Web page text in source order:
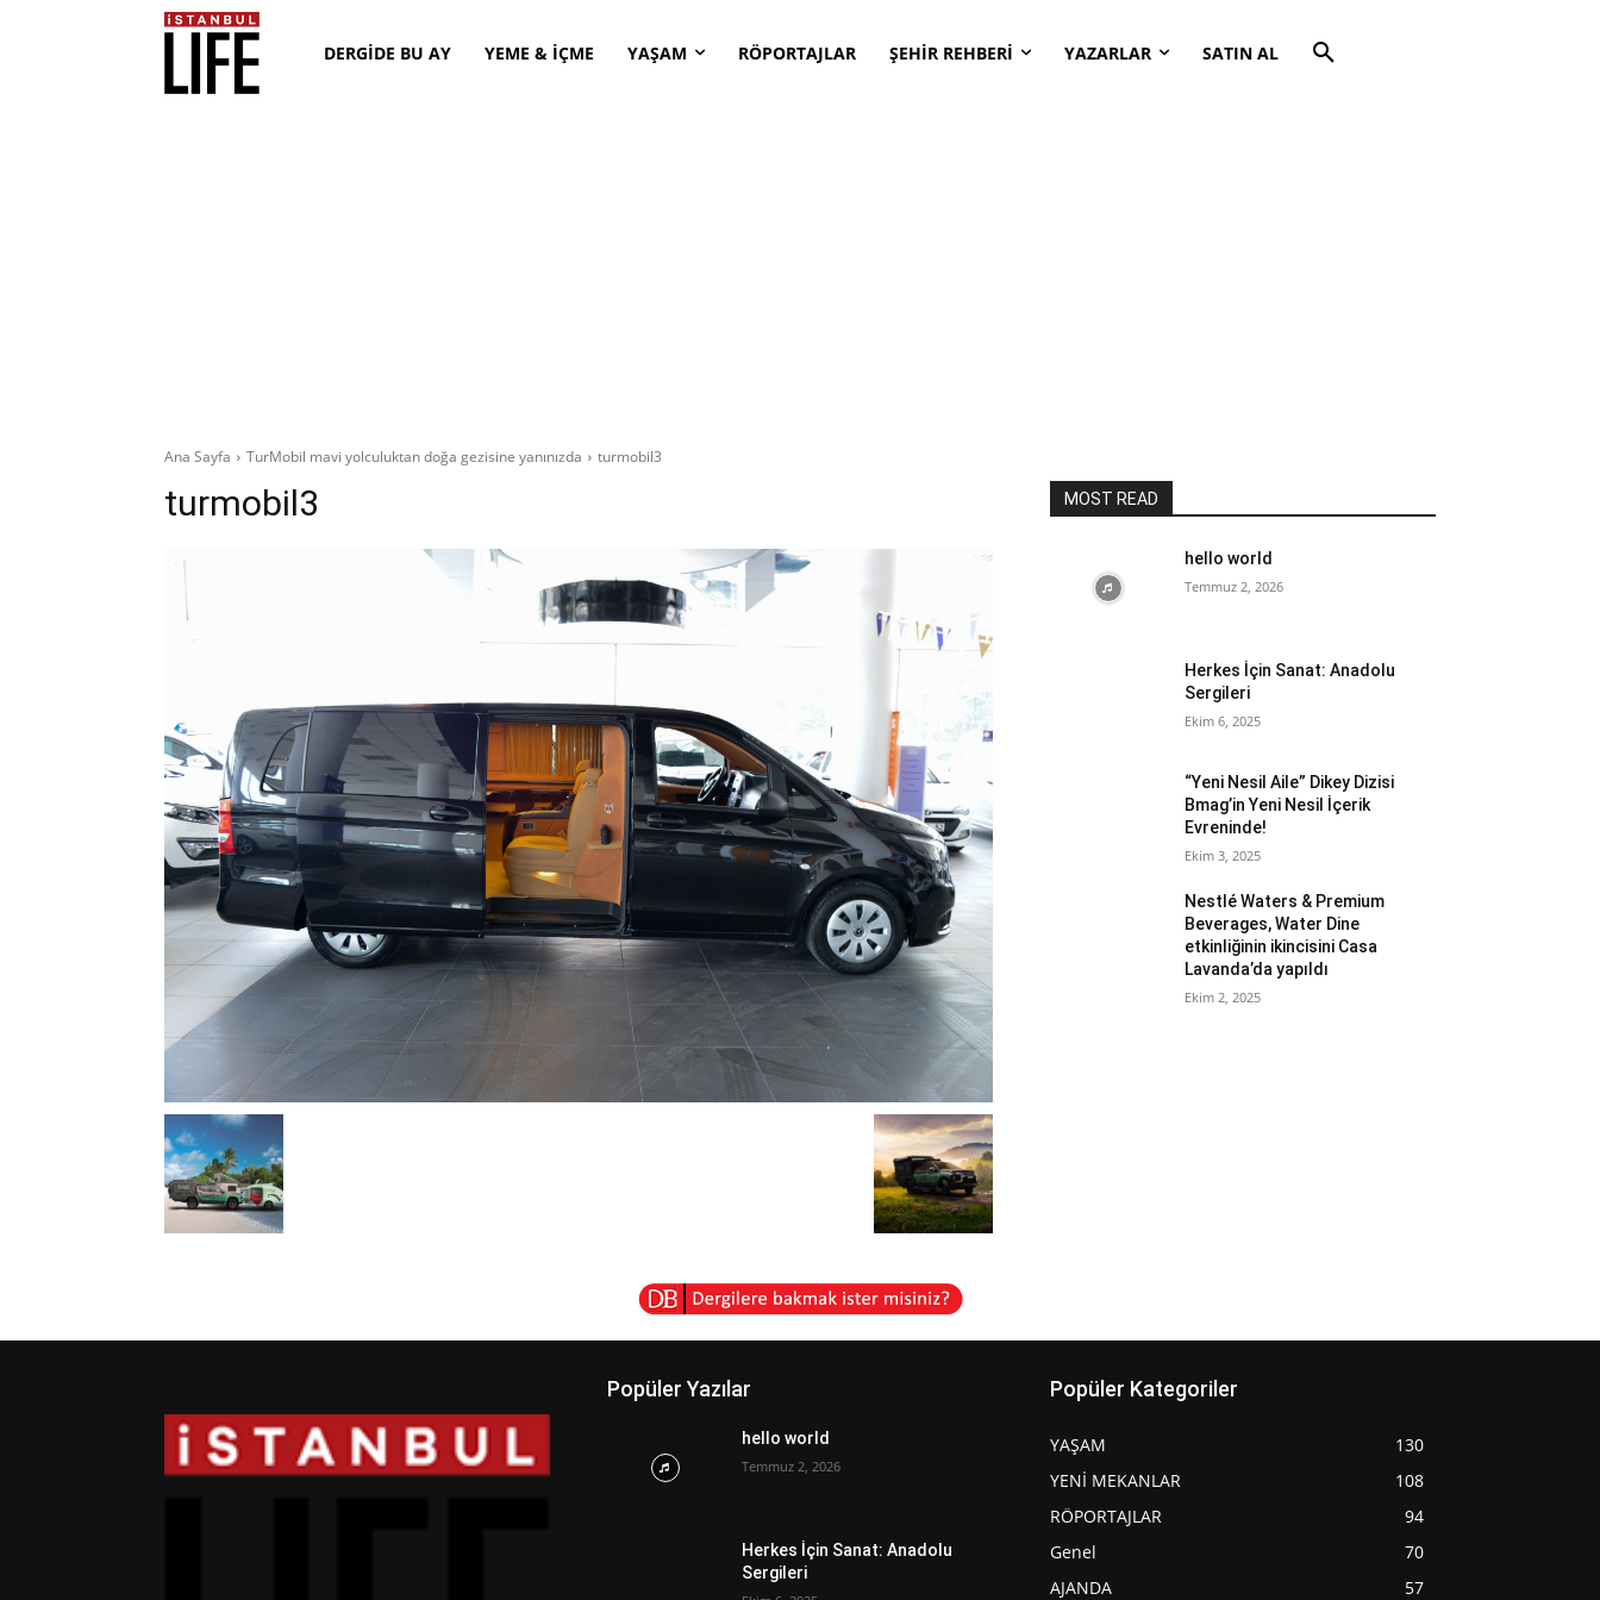
DERGİDE BU AY YEME & İÇME YAŞAM RÖPORTAJLAR ŞEHİR REHBERİ YAZARLAR SATIN AL
Ana Sayfa TurMobil mavi yolculuktan doğa gezisine yanınızda turmobil3
turmobil3 MOST READ
hello world
Temmuz 2, 2026
Herkes İçin Sanat: Anadolu
Sergileri
Ekim 6, 2025
“Yeni Nesil Aile” Dikey Dizisi
Bmag’in Yeni Nesil İçerik
Evreninde!
Ekim 3, 2025
Nestlé Waters & Premium
Beverages, Water Dine
etkinliğinin ikincisini Casa
Lavanda’da yapıldı
Ekim 2, 2025
Popüler Yazılar
hello world
Temmuz 2, 2026
Herkes İçin Sanat: Anadolu
Sergileri
Popüler Kategoriler
YAŞAM
130
YENİ MEKANLAR
108
RÖPORTAJLAR
94
Genel
70
AJANDA
57